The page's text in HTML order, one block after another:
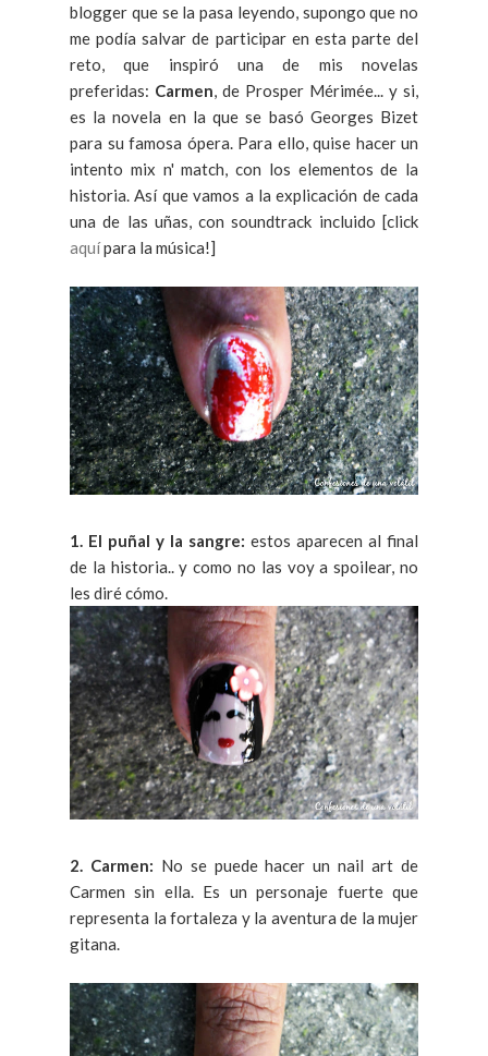
blogger que se la pasa leyendo, supongo que no
me podía salvar de participar en esta parte del
reto, que inspiró una de mis novelas
preferidas: Carmen , de Prosper Mérimée... y si,
es la novela en la que se basó Georges Bizet
para su famosa ópera. Para ello, quise hacer un
intento mix n' match, con los elementos de la
historia. Así que vamos a la explicación de cada
una de las uñas, con soundtrack incluido [click
aquípara la música!]
1. El puñal y la sangre: estos aparecen al final
de la historia.. y como no las voy a spoilear, no
les diré cómo.
2. Carmen: No se puede hacer un nail art de
Carmen sin ella. Es un personaje fuerte que
representa la fortaleza y la aventura de la mujer
gitana.